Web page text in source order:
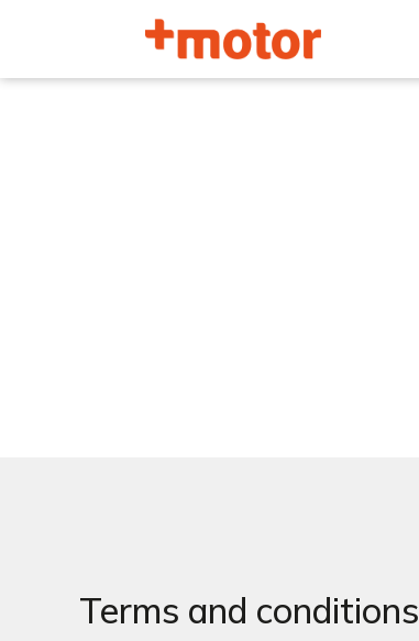
Terms and conditions